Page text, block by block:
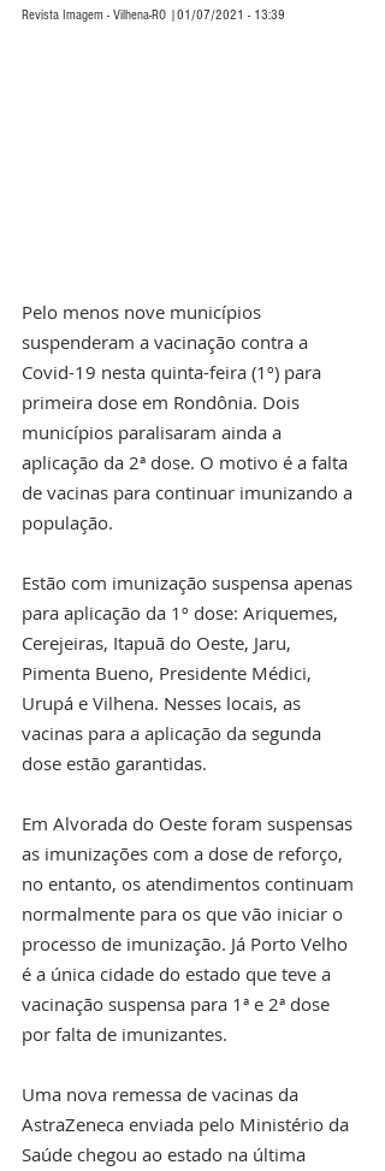
Revista Imagem - Vilhena-RO |01/07/2021 - 13:39
Pelo menos nove municípios
suspenderam a vacinação contra a
Covid-19 nesta quinta-feira (1º) para
primeira dose em Rondônia. Dois
municípios paralisaram ainda a
aplicação da 2ª dose. O motivo é a falta
de vacinas para continuar imunizando a
população.
Estão com imunização suspensa apenas
para aplicação da 1º dose: Ariquemes,
Cerejeiras, Itapuã do Oeste, Jaru,
Pimenta Bueno, Presidente Médici,
Urupá e Vilhena. Nesses locais, as
vacinas para a aplicação da segunda
dose estão garantidas.
Em Alvorada do Oeste foram suspensas
as imunizações com a dose de reforço,
no entanto, os atendimentos continuam
normalmente para os que vão iniciar o
processo de imunização. Já Porto Velho
é a única cidade do estado que teve a
vacinação suspensa para 1ª e 2ª dose
por falta de imunizantes.
Uma nova remessa de vacinas da
AstraZeneca enviada pelo Ministério da
Saúde chegou ao estado na última